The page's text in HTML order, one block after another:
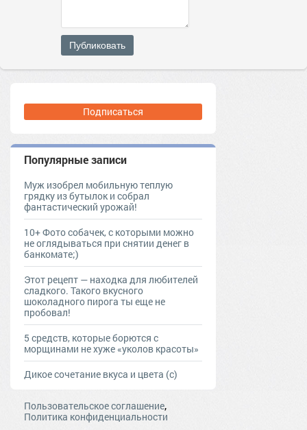
Публиковать
Подписаться
Популярные записи
Муж изобрел мобильную теплую
грядку из бутылок и собрал
фантастический урожай!
10+ Фото собачек, с которыми можно
не оглядываться при снятии денег в
банкомате;)
Этот рецепт — находка для любителей
сладкого. Такого вкусного
шоколадного пирога ты еще не
пробовал!
5 средств, которые борются с
морщинами не хуже «уколов красоты»
Дикое сочетание вкуса и цвета (с)
Пользовательское соглашение,
Политика конфиденциальности